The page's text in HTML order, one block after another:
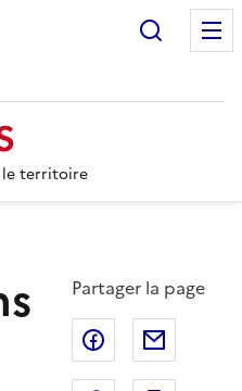
le territoire
Partager la page
Partager sur